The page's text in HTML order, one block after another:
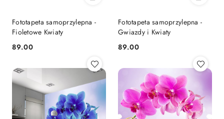
Fototapeta samoprzylepna -
Fioletowe Kwiaty
Cena:
89.00
Fototapeta samoprzylepna -
Gwiazdy i Kwiaty
Cena:
89.00